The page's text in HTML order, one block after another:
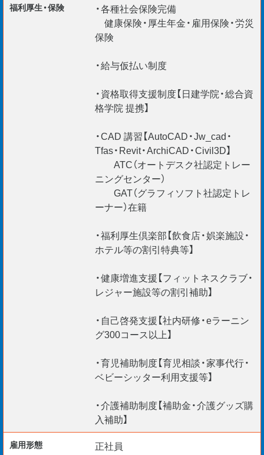
多くの方からのご応募をお待ちしております。
資格取得支援制度アリ
リモート面談 随時実施中
TEL ・WEB ・チャットで応募受付中
国内外不問 海外エンジニア応援
（Construction Manager / BIM Manager etc.）
外国籍の社員が80名以上在籍しております。
就労ビザの更新もサポートいたしますので、
福利厚生・保険
・各種社会保険完備
健康保険・厚生年金・雇用保険・労災
保険
・給与仮払い制度
・資格取得支援制度【日建学院・総合資
格学院 提携】
・CAD 講習【AutoCAD・Jw_cad・
Tfas・Revit・ArchiCAD・Civil3D】
ATC（オートデスク社認定トレー
ニングセンター）
GAT（グラフィソフト社認定トレ
ーナー）在籍
・福利厚生倶楽部【飲食店・娯楽施設・
ホテル等の割引特典等】
・健康増進支援【フィットネスクラブ・
レジャー施設等の割引補助】
・自己啓発支援【社内研修・eラーニン
グ300コース以上】
・育児補助制度【育児相談・家事代行・
ベビーシッター利用支援等】
・介護補助制度【補助金・介護グッズ購
入補助】
雇用形態 正社員